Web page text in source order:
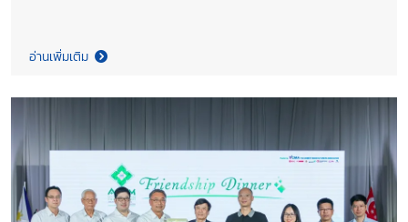
Action and Future’ for cement and concrete industry leaders
around the world, senior executives, international
reducing global warming through technology, innovation, and
อ่านเพิ่มเติม